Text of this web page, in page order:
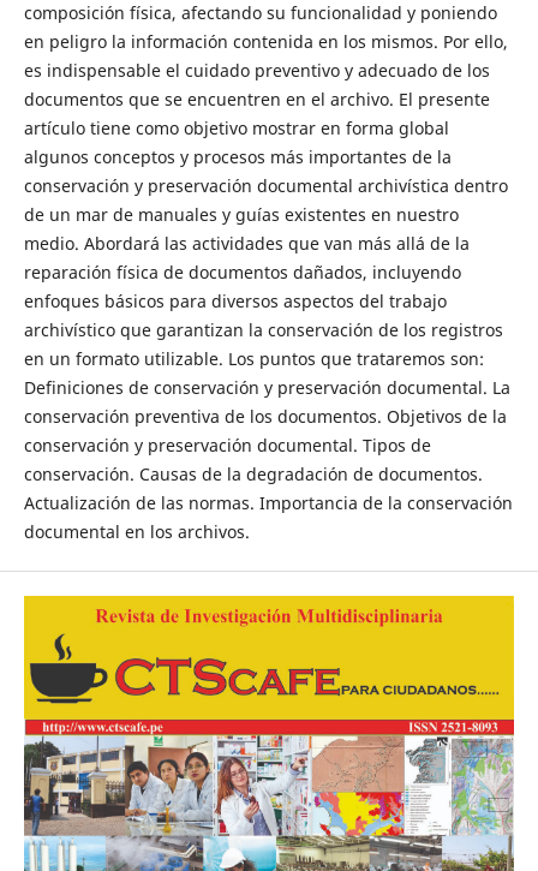
composición física, afectando su funcionalidad y poniendo
en peligro la información contenida en los mismos. Por ello,
es indispensable el cuidado preventivo y adecuado de los
documentos que se encuentren en el archivo. El presente
artículo tiene como objetivo mostrar en forma global
algunos conceptos y procesos más importantes de la
conservación y preservación documental archivística dentro
de un mar de manuales y guías existentes en nuestro
medio. Abordará las actividades que van más allá de la
reparación física de documentos dañados, incluyendo
enfoques básicos para diversos aspectos del trabajo
archivístico que garantizan la conservación de los registros
en un formato utilizable. Los puntos que trataremos son:
Definiciones de conservación y preservación documental. La
conservación preventiva de los documentos. Objetivos de la
conservación y preservación documental. Tipos de
conservación. Causas de la degradación de documentos.
Actualización de las normas. Importancia de la conservación
documental en los archivos.